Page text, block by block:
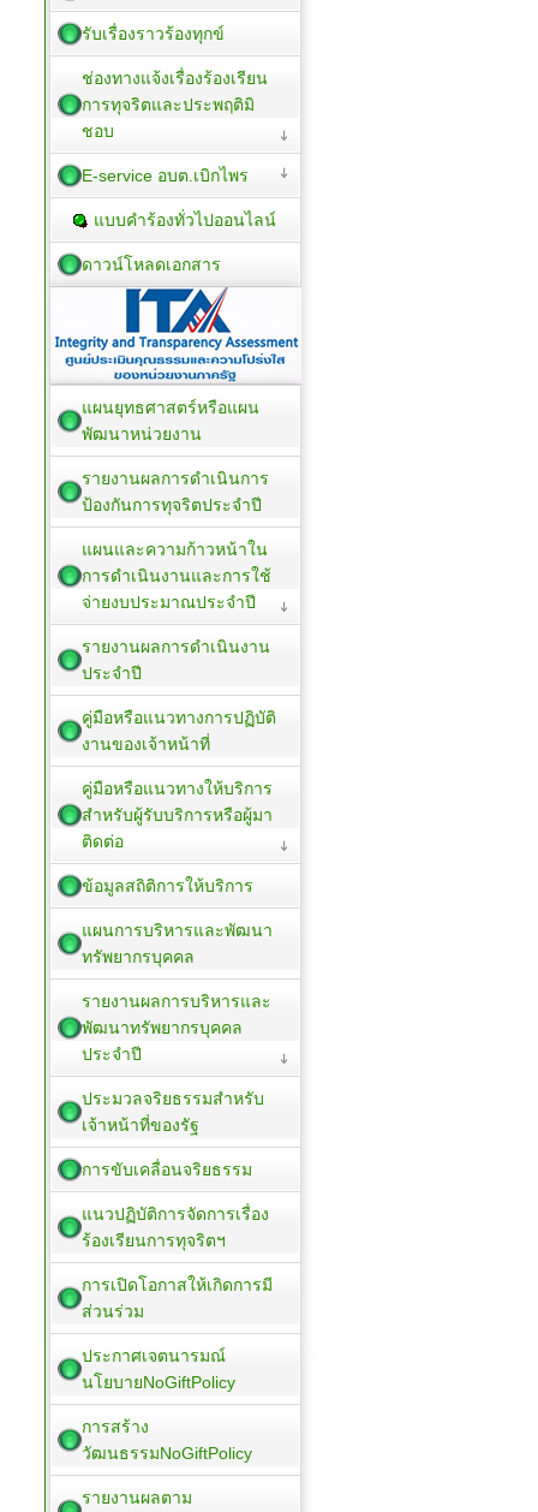
รับเรื่องราวร้องทุกข์
ช่องทางแจ้งเรื่องร้องเรียน
การทุจริตและประพฤติมิ
ชอบ
E-service อบต.เบิกไพร
แบบคำร้องทั่วไปออนไลน์
ดาวน์โหลดเอกสาร
แผนยุทธศาสตร์หรือแผน
พัฒนาหน่วยงาน
รายงานผลการดำเนินการ
ป้องกันการทุจริตประจำปี
แผนและความก้าวหน้าใน
การดำเนินงานและการใช้
จ่ายงบประมาณประจำปี
รายงานผลการดำเนินงาน
ประจำปี
คู่มือหรือแนวทางการปฏิบัติ
งานของเจ้าหน้าที่
คู่มือหรือแนวทางให้บริการ
สำหรับผู้รับบริการหรือผู้มา
ติดต่อ
ข้อมูลสถิติการให้บริการ
แผนการบริหารและพัฒนา
ทรัพยากรบุคคล
รายงานผลการบริหารและ
พัฒนาทรัพยากรบุคคล
ประจำปี
ประมวลจริยธรรมสำหรับ
เจ้าหน้าที่ของรัฐ
การขับเคลื่อนจริยธรรม
แนวปฏิบัติการจัดการเรื่อง
ร้องเรียนการทุจริตฯ
การเปิดโอกาสให้เกิดการมี
ส่วนร่วม
ประกาศเจตนารมณ์
นโยบายNoGiftPolicy
การสร้าง
วัฒนธรรมNoGiftPolicy
รายงานผลตาม